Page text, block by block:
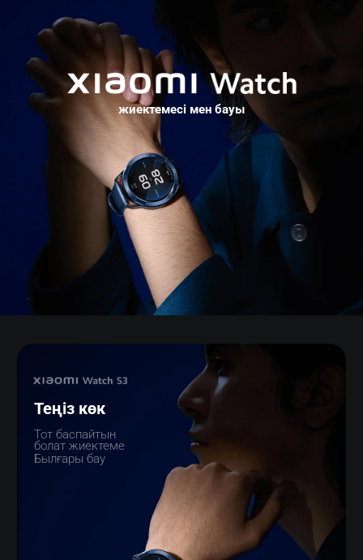
жиектемесі мен бауы
Теңіз көк
Тот баспайтын
болат жиектеме
Былғары бау